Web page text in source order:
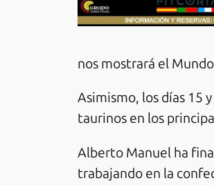
nos mostrará el
Asimismo, los días 15
taurinos en los
Alberto Manuel ha
trabajando en la